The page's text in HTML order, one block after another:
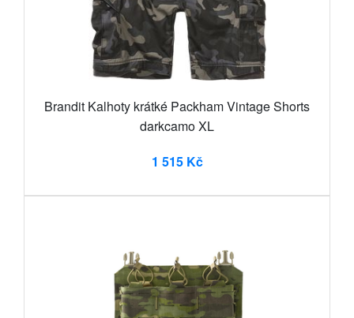
Brandit Kalhoty krátké Packham Vintage Shorts
darkcamo XL
1 515 Kč